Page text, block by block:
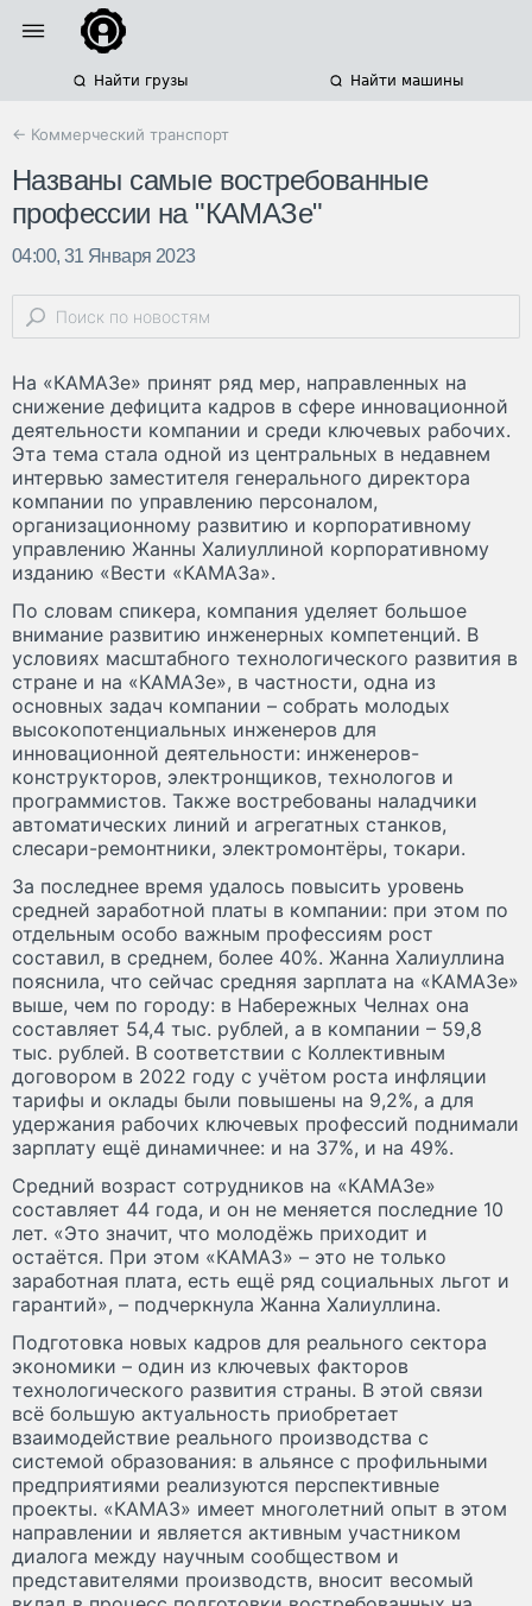
Найти грузы Найти машины
← Коммерческий транспорт
Названы самые востребованные
профессии на "КАМАЗе"
04:00, 31 Января 2023
На «КАМАЗе» принят ряд мер, направленных на
снижение дефицита кадров в сфере инновационной
деятельности компании и среди ключевых рабочих.
Эта тема стала одной из центральных в недавнем
интервью заместителя генерального директора
компании по управлению персоналом,
организационному развитию и корпоративному
управлению Жанны Халиуллиной корпоративному
изданию «Вести «КАМАЗа».
По словам спикера, компания уделяет большое
внимание развитию инженерных компетенций. В
условиях масштабного технологического развития в
стране и на «КАМАЗе», в частности, одна из
основных задач компании – собрать молодых
высокопотенциальных инженеров для
инновационной деятельности: инженеров-
конструкторов, электронщиков, технологов и
программистов. Также востребованы наладчики
автоматических линий и агрегатных станков,
слесари-ремонтники, электромонтёры, токари.
За последнее время удалось повысить уровень
средней заработной платы в компании: при этом по
отдельным особо важным профессиям рост
составил, в среднем, более 40%. Жанна Халиуллина
пояснила, что сейчас средняя зарплата на «КАМАЗе»
выше, чем по городу: в Набережных Челнах она
составляет 54,4 тыс. рублей, а в компании – 59,8
тыс. рублей. В соответствии с Коллективным
договором в 2022 году с учётом роста инфляции
тарифы и оклады были повышены на 9,2%, а для
удержания рабочих ключевых профессий поднимали
зарплату ещё динамичнее: и на 37%, и на 49%.
Средний возраст сотрудников на «КАМАЗе»
составляет 44 года, и он не меняется последние 10
лет. «Это значит, что молодёжь приходит и
остаётся. При этом «КАМАЗ» – это не только
заработная плата, есть ещё ряд социальных льгот и
гарантий», – подчеркнула Жанна Халиуллина.
Подготовка новых кадров для реального сектора
экономики – один из ключевых факторов
технологического развития страны. В этой связи
всё большую актуальность приобретает
взаимодействие реального производства с
системой образования: в альянсе с профильными
предприятиями реализуются перспективные
проекты. «КАМАЗ» имеет многолетний опыт в этом
направлении и является активным участником
диалога между научным сообществом и
представителями производств, вносит весомый